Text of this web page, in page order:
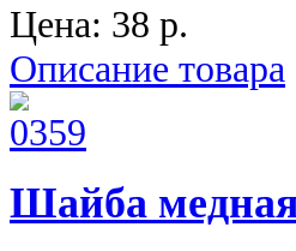
Цена: 38 p.
Описание товара
Шайба